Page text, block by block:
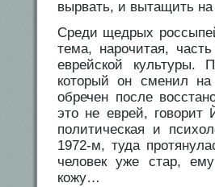
вырвать, и вытащить
Среди щедрых
тема, нарочитая,
еврейской
который он сменил
обречен после
это не еврей, говорит
политическая и
1972-м, туда
человек уже стар,
кожу…